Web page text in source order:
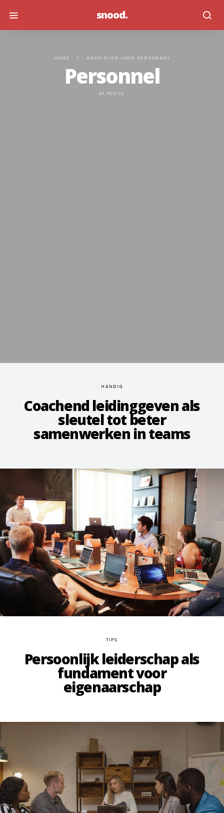
snood.
HOME ARCHIEVEN VOOR PERSONNEL
Personnel
61 POSTS
HANDIG
Coachend leidinggeven als
sleutel tot beter
samenwerken in teams
TIPS
Persoonlijk leiderschap als
fundament voor
eigenaarschap